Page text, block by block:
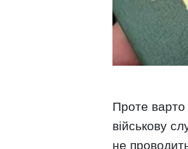
Проте варто
військову
не